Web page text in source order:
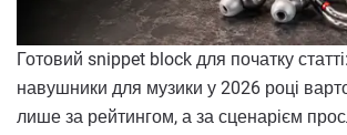
Готовий snippet block для початку
навушники для музики у 2026 році
лише за рейтингом, а за сценарієм